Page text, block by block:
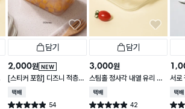
담기
NEW
2,000원
[스티커 포함] 디즈니 적층
가능한 말랑핏 2.7 L 아이보
택배배송
별점 4.9점 54
담기
3,000원
스팀홀 정사각 내열 유리 찬
통 1.2 L
택배배송
별점 4.9점 42
서로
2
택배
별점